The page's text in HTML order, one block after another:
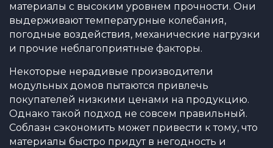
материалы с высоким уровнем прочности. Они
выдерживают температурные колебания,
погодные воздействия, механические нагрузки
и прочие неблагоприятные факторы.
Некоторые нерадивые производители
модульных домов пытаются привлечь
покупателей низкими ценами на продукцию.
Однако такой подход не совсем правильный.
Соблазн сэкономить может привести к тому, что
материалы быстро придут в негодность и